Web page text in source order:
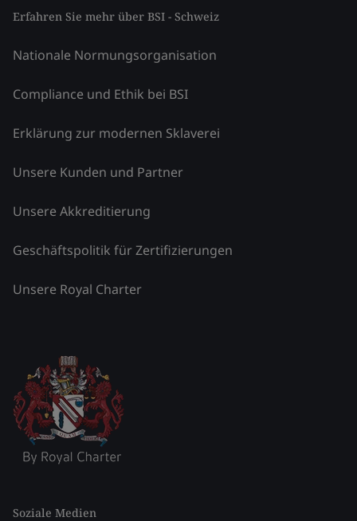
Erfahren Sie mehr über BSI - Schweiz
Nationale Normungsorganisation
Compliance und Ethik bei BSI
Erklärung zur modernen Sklaverei
Unsere Kunden und Partner
Unsere Akkreditierung
Geschäftspolitik für Zertifizierungen
Unsere Royal Charter
Soziale Medien